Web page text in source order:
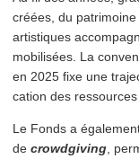
créées, du
artistiques
mobilisées. La
en 2025 fixe une
ca­tion des
Le Fonds a
de crowdgiving ,